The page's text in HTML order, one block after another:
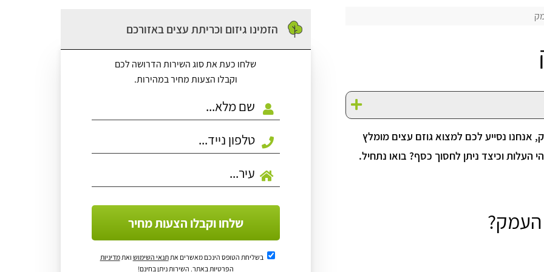
נסייע לכם למצוא גוזם עצים מומלץ
העלות וכיצד ניתן לחסוך כסף? בואו נתחיל.
העמק?
הזמינו גיזום וכריתת עצים באזורכם
שלחו כעת את סוג השירות הדרושה לכם
וקבלו הצעות מחיר במהירות.
שלחו וקבלו הצעות מחיר
בשליחת הטופס הינכם מאשרים אתתנאי השימוש ואתמדיניות
הפרטיותבאתר. השירות ניתן בחינם!